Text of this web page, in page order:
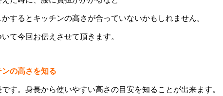
するとキッチンの高さが合っていないかもしれません。
て今回お伝えさせて頂きます。
の高さを知る
す。身長から使いやすい高さの目安を知ることが出来ます。